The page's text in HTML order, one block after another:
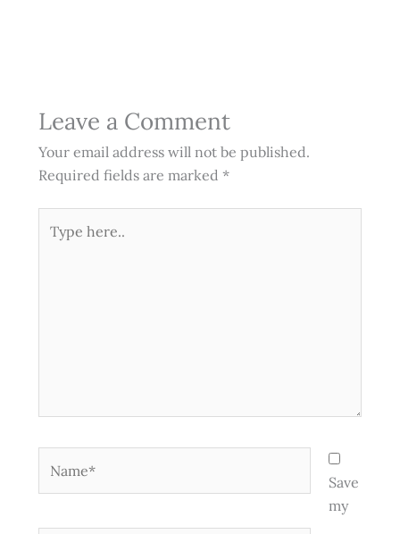
Leave a Comment
Your email address will not be published.
Required fields are marked *
here..
Save
my